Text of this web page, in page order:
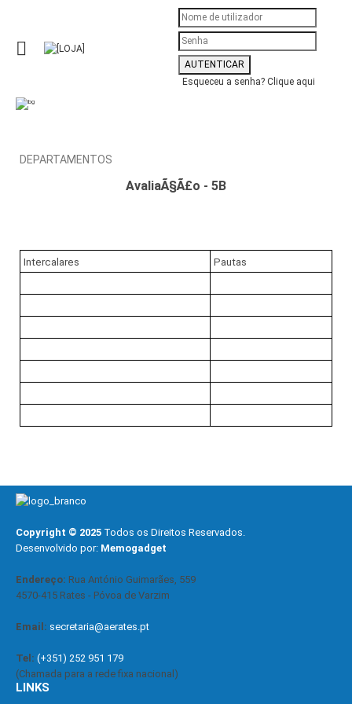
Esqueceu a senha? Clique aqui
DEPARTAMENTOS
AvaliaÃ§Ã£o - 5B
Intercalares Pautas
Copyright © 2025 Todos os Direitos Reservados.
Desenvolvido por: Memogadget
Endereço: Rua António Guimarães, 559
4570-415 Rates - Póvoa de Varzim
Email: secretaria@aerates.pt
Tel: (+351) 252 951 179
(Chamada para a rede fixa nacional)
LINKS